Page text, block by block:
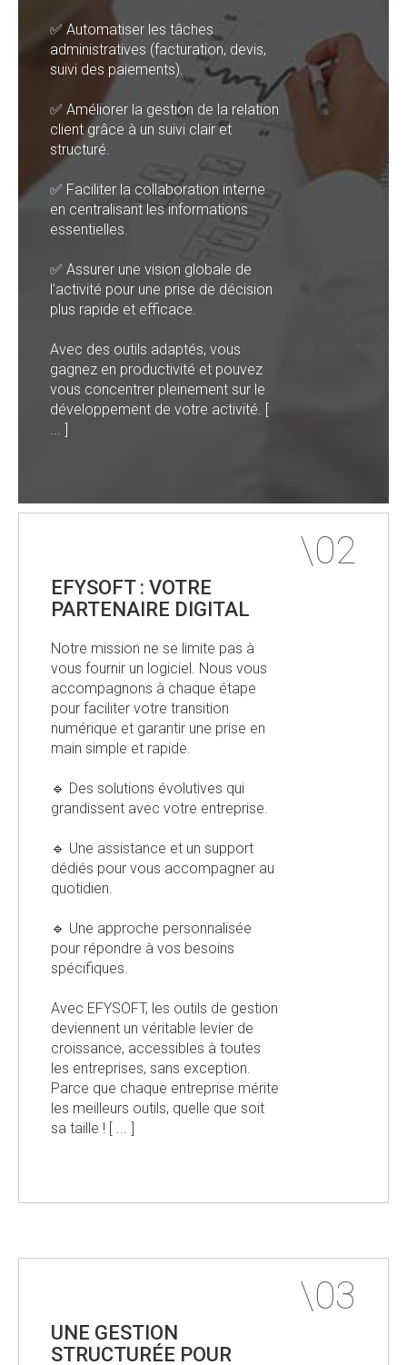
✅ Automatiser les tâches
administratives (facturation, devis,
suivi des paiements).
✅ Améliorer la gestion de la relation
client grâce à un suivi clair et
structuré.
✅ Faciliter la collaboration interne
en centralisant les informations
essentielles.
✅ Assurer une vision globale de
l’activité pour une prise de décision
plus rapide et efficace.
Avec des outils adaptés, vous
gagnez en productivité et pouvez
vous concentrer pleinement sur le
développement de votre activité. [
... ]
EFYSOFT : VOTRE
PARTENAIRE DIGITAL
Notre mission ne se limite pas à
vous fournir un logiciel. Nous vous
accompagnons à chaque étape
pour faciliter votre transition
numérique et garantir une prise en
main simple et rapide.
🔹 Des solutions évolutives qui
grandissent avec votre entreprise.
🔹 Une assistance et un support
dédiés pour vous accompagner au
quotidien.
🔹 Une approche personnalisée
pour répondre à vos besoins
spécifiques.
Avec EFYSOFT, les outils de gestion
deviennent un véritable levier de
croissance, accessibles à toutes
les entreprises, sans exception.
Parce que chaque entreprise mérite
les meilleurs outils, quelle que soit
sa taille ! [ ... ]
UNE GESTION
STRUCTURÉE POUR